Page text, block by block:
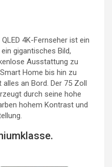
4K-Fernseher ist ein
gigantisches Bild,
Ausstattung zu
Home bis hin zu
an Bord. Der 75 Zoll
durch seine hohe
hohem Kontrast und